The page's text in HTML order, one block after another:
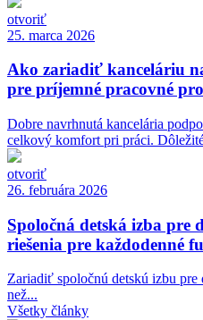
otvoriť
25. marca 2026
Ako zariadiť kanceláriu
pre príjemné pracovné
Dobre navrhnutá kancelária
celkový komfort pri práci.
otvoriť
26. februára 2026
Spoločná detská izba pre
riešenia pre každodenné
Zariadiť spoločnú detskú izbu
než...
Všetky články